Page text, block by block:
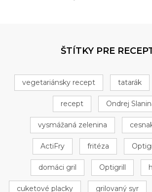
ŠTÍTKY PRE
vegetariánsky recept tatarák
recept Ondrej
vysmážaná zelenina
ActiFry fritéza
domáci gril Optigrill
cuketové placky grilovaný syr